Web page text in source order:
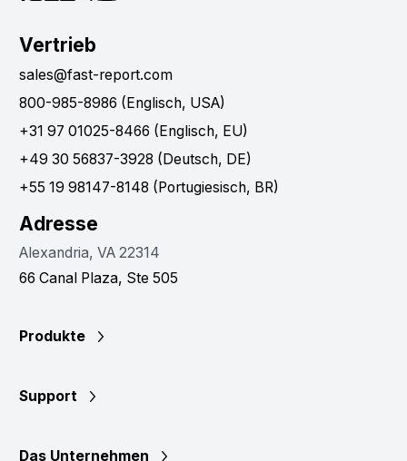
Vertrieb
sales@fast-report.com
800-985-8986 (Englisch, USA)
+31 97 01025-8466 (Englisch, EU)
+49 30 56837-3928 (Deutsch, DE)
+55 19 98147-8148 (Portugiesisch, BR)
Adresse
Alexandria, VA 22314
66 Canal Plaza, Ste 505
Produkte
Support
Das Unternehmen